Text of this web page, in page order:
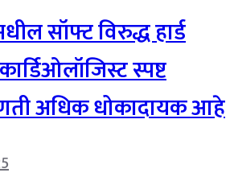
सॉफ्ट विरुद्ध हार्ड
स्पष्ट
अधिक धोकादायक आहे